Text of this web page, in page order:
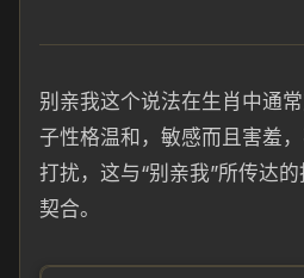
别亲我这个说法在生肖中通
子性格温和，敏感而且害羞
打扰，这与“别亲我”所传达
契合。